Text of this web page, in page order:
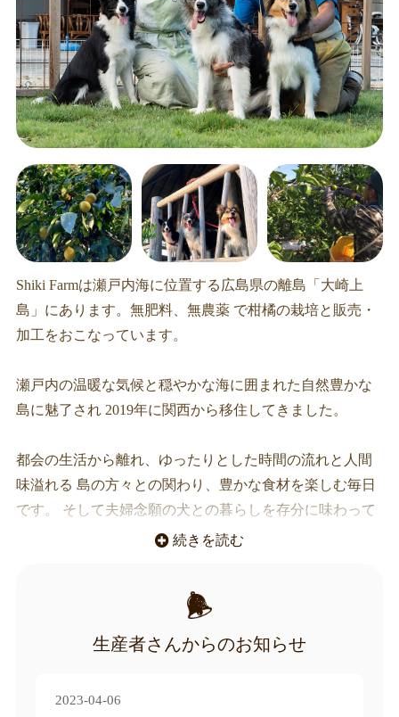
Shiki Farmは瀬戸内海に位置する広島県の離島「大崎上
島」にあります。無肥料、無農薬 で柑橘の栽培と販売・
加工をおこなっています。
瀬戸内の温暖な気候と穏やかな海に囲まれた自然豊かな
島に魅了され 2019年に関西から移住してきました。
都会の生活から離れ、ゆったりとした時間の流れと人間
味溢れる 島の方々との関わり、豊かな食材を楽しむ毎日
です。 そして夫婦念願の犬との暮らしを存分に味わって
続きを読む
生産者さんからのお知らせ
2023-04-06